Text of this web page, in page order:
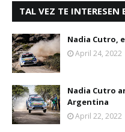
TAL VEZ TE INTERESEN
Nadia Cutro,
April 24, 2022
Nadia Cutro
Argentina
April 22, 2022